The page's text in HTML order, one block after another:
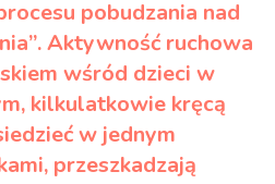
pobudzania nad
Aktywność ruchowa
wśród dzieci w
kilkulatkowie kręcą
w jednym
przeszkadzają